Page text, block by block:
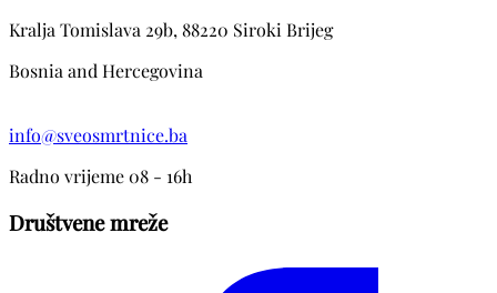
Kralja Tomislava 29b, 88220 Siroki Brijeg
Bosnia and Hercegovina
info@sveosmrtnice.ba
Radno vrijeme 08 - 16h
Društvene mreže